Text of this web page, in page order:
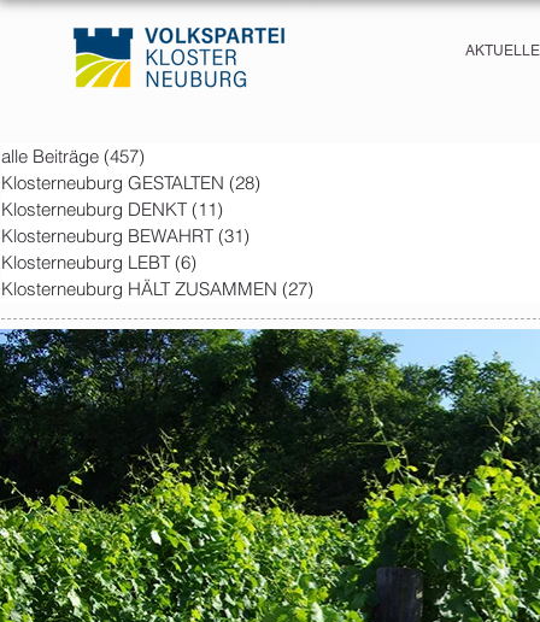
alle Beiträge (457)
Klosterneuburg GESTALTEN (28)
Klosterneuburg DENKT (11)
Klosterneuburg BEWAHRT (31)
Klosterneuburg LEBT (6)
Klosterneuburg HÄLT ZUSAMMEN (27)